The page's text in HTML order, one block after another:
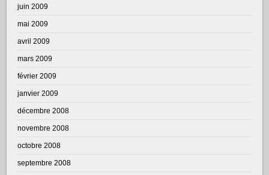
juin 2009
mai 2009
avril 2009
mars 2009
février 2009
janvier 2009
décembre 2008
novembre 2008
octobre 2008
septembre 2008